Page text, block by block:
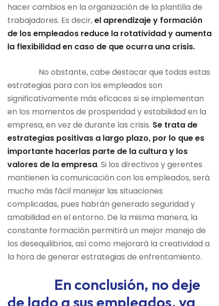
hacer cambios en la organización de la plantilla de
trabajadores. Es decir,el aprendizaje y formación
de los empleados reduce la rotatividad y aumenta
la flexibilidad en caso de que ocurra una crisis.
No obstante, cabe destacar que todas estas
estrategias para con los empleados son
significativamente más eficaces si se implementan
en los momentos de prosperidad y estabilidad en la
empresa, en vez de durante las crisis. Se trata de
estrategias positivas a largo plazo, por lo que es
importante hacerlas parte de la cultura y los
valores de la empresa. Si los directivos y gerentes
mantienen la comunicación con los empleados, será
mucho más fácil manejar las situaciones
complicadas, pues habrán generado seguridad y
amabilidad en el entorno. De la misma manera, la
constante formación permitirá un mejor manejo de
los desequilibrios, así como mejorará la creatividad a
la hora de generar estrategias de enfrentamiento.
En conclusión, no deje
de lado a sus empleados, ya